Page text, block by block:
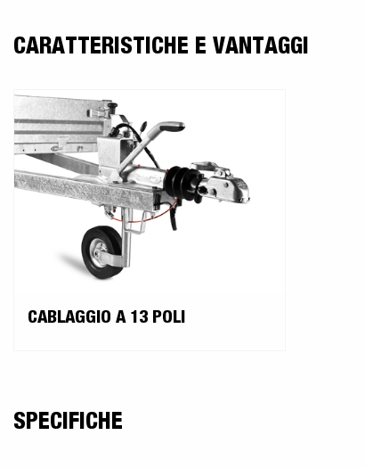
CARATTERISTICHE E VANTAGGI
CABLAGGIO A 13 POLI
SPECIFICHE